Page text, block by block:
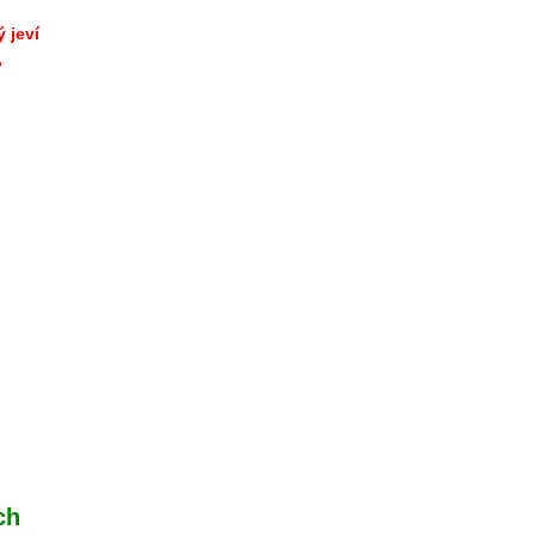
jeví